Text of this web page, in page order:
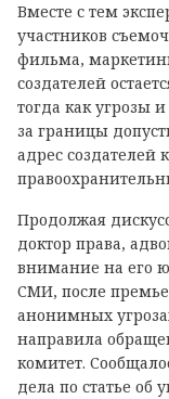
Вместе с тем
участников
фильма,
создателей
тогда как угрозы
за границы
адрес создателей
Продолжая
доктор права,
внимание на его
СМИ, после
анонимных
направила
комитет.
дела по статье